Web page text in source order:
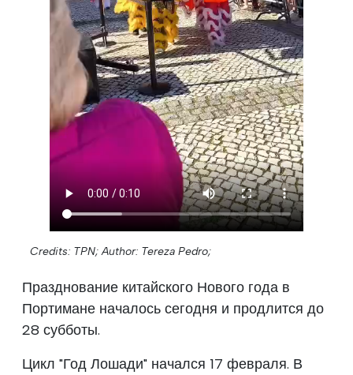
Credits: TPN; Author: Tereza Pedro;
Празднование китайского Нового года в
Портимане началось сегодня и продлится до
28 субботы.
Цикл "Год Лошади" начался 17 февраля. В